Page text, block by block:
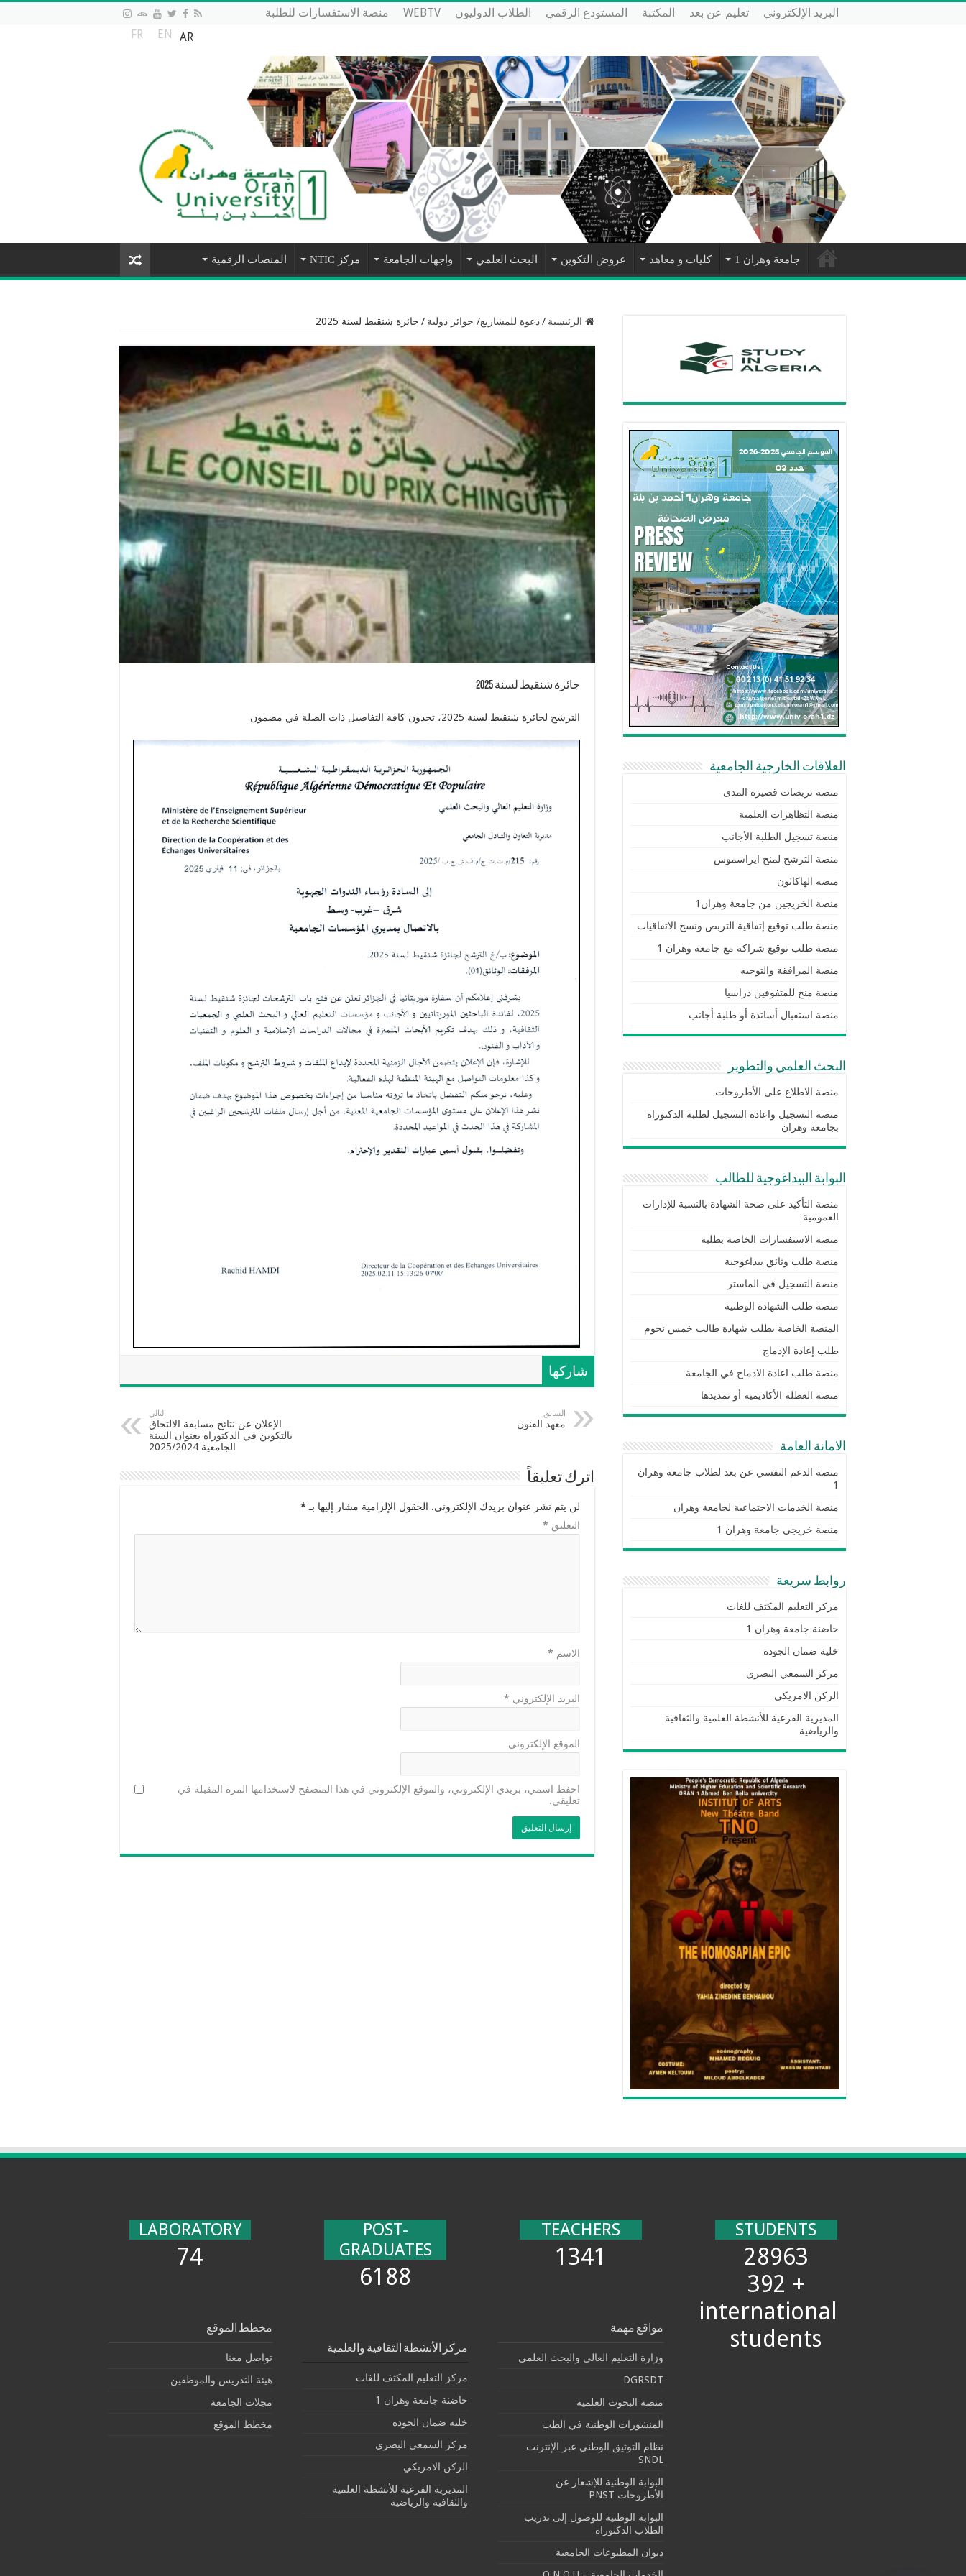
البريد الإلكتروني تعليم عن بعد المكتبة المستودع الرقمي الطلاب الدوليون WEBTV
منصة الاستفسارات للطلبة
AR
EN
FR
جامعة وهران 1 كليات و معاهد عروض التكوين البحث العلمي واجهات الجامعة مركز NTIC المنصات الرقمية
الرئيسية /دعوة للمشاريع/ جوائز دولية / جائزة شنقيط لسنة 2025
جائزة شنقيط لسنة 2025
الترشح لجائزة شنقيط لسنة 2025، تجدون كافة التفاصيل ذات الصلة في مضمون
شاركها
السابق
معهد الفنون
التالي
الإعلان عن نتائج مسابقة الالتحاق
بالتكوين في الدكتوراه بعنوان السنة
الجامعية 2025/2024
اترك تعليقاً
لن يتم نشر عنوان بريدك الإلكتروني. الحقول الإلزامية مشار إليها بـ *
التعليق *
الاسم *
البريد الإلكتروني *
الموقع الإلكتروني
احفظ اسمي، بريدي الإلكتروني، والموقع الإلكتروني في هذا المتصفح لاستخدامها المرة المقبلة في
تعليقي.
العلاقات الخارجية الجامعية
منصة تربصات قصيرة المدى
منصة التظاهرات العلمية
منصة تسجيل الطلبة الأجانب
منصة الترشح لمنح ايراسموس
منصة الهاكاثون
منصة الخريجين من جامعة وهران1
منصة طلب توقيع إتفاقية التربص ونسخ الاتفاقيات
منصة طلب توقيع شراكة مع جامعة وهران 1
منصة المرافقة والتوجيه
منصة منح للمتفوقين دراسيا
منصة استقبال أساتذة أو طلبة أجانب
البحث العلمي والتطوير
منصة الاطلاع على الأطروحات
منصة التسجيل واعادة التسجيل لطلبة الدكتوراه
بجامعة وهران
البوابة البيداغوجية للطالب
منصة التأكيد على صحة الشهادة بالنسبة للإدارات
العمومية
منصة الاستفسارات الخاصة بطلبة
منصة طلب وثائق بيداغوجية
منصة التسجيل في الماستر
منصة طلب الشهادة الوطنية
المنصة الخاصة بطلب شهادة طالب خمس نجوم
طلب إعادة الإدماج
منصة طلب اعادة الادماج في الجامعة
منصة العطلة الأكاديمية أو تمديدها
الامانة العامة
منصة الدعم النفسي عن بعد لطلاب جامعة وهران
1
منصة الخدمات الاجتماعية لجامعة وهران
منصة خريجي جامعة وهران 1
روابط سريعة
مركز التعليم المكثف للغات
حاضنة جامعة وهران 1
خلية ضمان الجودة
مركز السمعي البصري
الركن الامريكي
المديرية الفرعية للأنشطة العلمية والثقافية
والرياضية
STUDENTS
28963
+ 392
international
students
TEACHERS
1341
مواقع مهمة
وزارة التعليم العالي والبحث العلمي
DGRSDT
منصة البحوث العلمية
المنشورات الوطنية في الطب
نظام التوثيق الوطني عبر الإنترنت
SNDL
البوابة الوطنية للإشعار عن
الأطروحات PNST
البوابة الوطنية للوصول إلى تدريب
الطلاب الدكتوراة
ديوان المطبوعات الجامعية
POST-
GRADUATES
6188
مركز الأنشطة الثقافية والعلمية
مركز التعليم المكثف للغات
حاضنة جامعة وهران 1
خلية ضمان الجودة
مركز السمعي البصري
الركن الامريكي
المديرية الفرعية للأنشطة العلمية
والثقافية والرياضية
LABORATORY
74
مخطط الموقع
تواصل معنا
هيئة التدريس والموظفين
مجلات الجامعة
مخطط الموقع